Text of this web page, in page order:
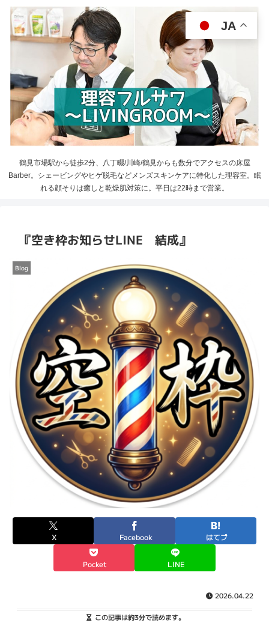
鶴見市場駅から徒歩2分、八丁畷/川崎/鶴見からも数分でアクセスの床屋
Barber。シェービングやヒゲ脱毛などメンズスキンケアに特化した理容室。眠
れる顔そりは癒しと乾燥肌対策に。平日は22時まで営業。
『空き枠お知らせLINE 結成』
Blog
X Facebook はてブ
Pocket LINE
2026.04.22
この記事は約3分で読めます。
JA